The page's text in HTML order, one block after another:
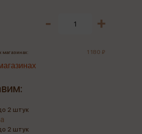
магазинах: 1 180 ₽
2 штук
2 штук